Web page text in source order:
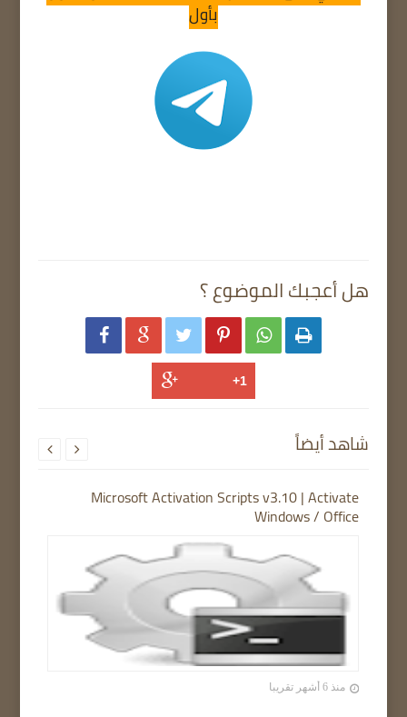
بأول
هل أعجبك الموضوع ؟
     
شاهد أيضاً
Microsoft Activation Scripts v3.10 | Activate
Windows / Office
منذ 6 أشهر تقريبا
 